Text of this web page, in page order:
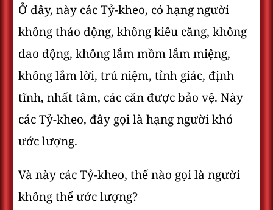
Ở đây, này các Tỷ-kheo, có hạng người
không tháo động, không kiêu căng, không
dao động, không lắm mồm lắm miệng,
không lắm lời, trú niệm, tỉnh giác, định
tĩnh, nhất tâm, các căn được bảo vệ. Này
các Tỷ-kheo, đây gọi là hạng người khó
ước lượng.
Và này các Tỷ-kheo, thế nào gọi là người
không thể ước lượng?